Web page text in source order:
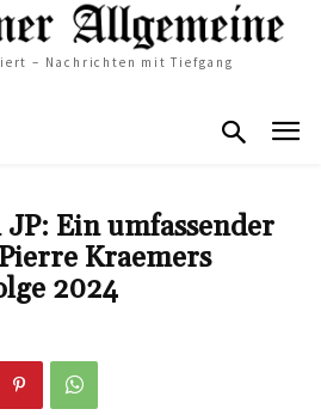
– Nachrichten mit Tiefgang
Ein umfassender
Kraemers
2024